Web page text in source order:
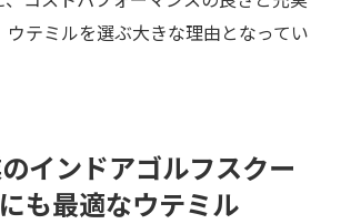
ウテミルを選ぶ大きな理由となってい
インドアゴルフスクー
も最適なウテミル